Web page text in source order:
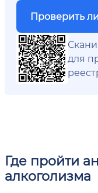
Проверить
для
Где пройти
алкоголизма